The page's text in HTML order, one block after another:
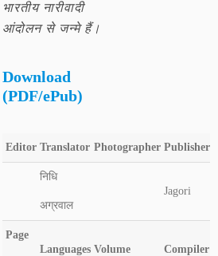
भारतीय नारीवादी
आंदोलन से जन्मे हैं।
Download
(PDF/ePub)
Editor Translator Photographer Publisher
निधि
अग्रवाल
Jagori
Page
Languages Volume Compiler